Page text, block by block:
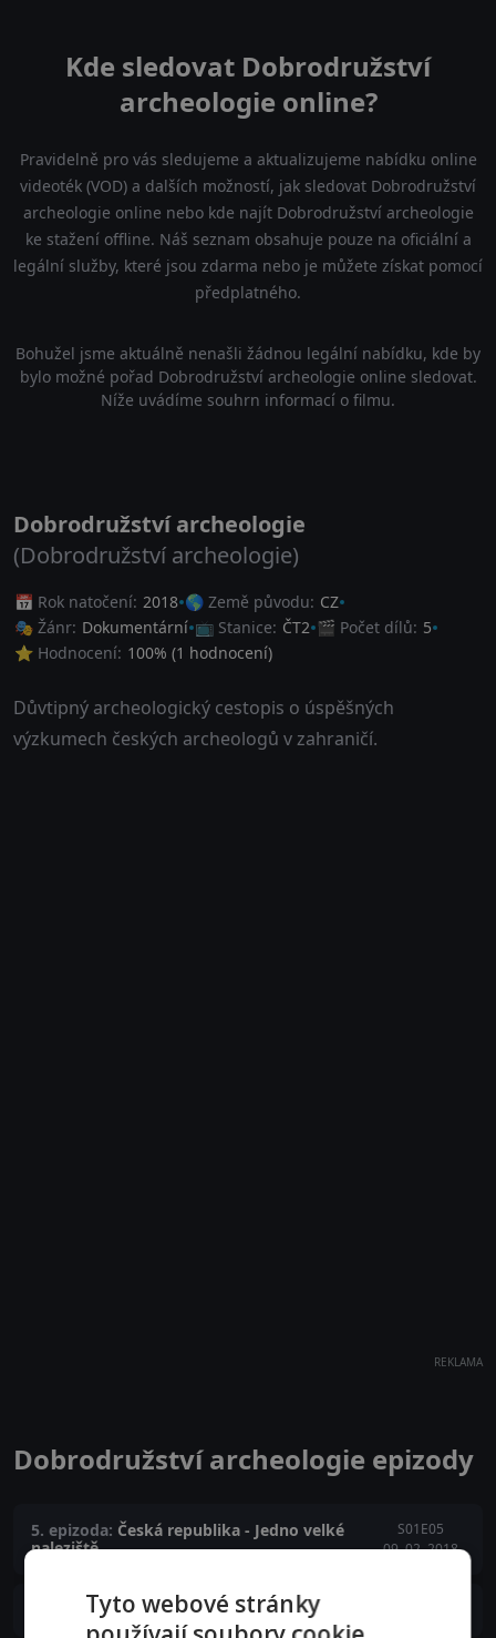
Kde sledovat Dobrodružství
archeologie online?
Pravidelně pro vás sledujeme a aktualizujeme nabídku online
videoték (VOD) a dalších možností, jak sledovat Dobrodružství
archeologie online nebo kde najít Dobrodružství archeologie
ke stažení offline. Náš seznam obsahuje pouze na oficiální a
legální služby, které jsou zdarma nebo je můžete získat pomocí
předplatného.
Bohužel jsme aktuálně nenašli žádnou legální nabídku, kde by
bylo možné pořad Dobrodružství archeologie online sledovat.
Níže uvádíme souhrn informací o filmu.
Dobrodružství archeologie
(Dobrodružství archeologie)
📅 Rok natočení: 2018 🌎 Země původu: CZ
🎭 Žánr: Dokumentární 📺 Stanice: ČT2 🎬 Počet dílů: 5
⭐ Hodnocení: 100% (1 hodnocení)
Důvtipný archeologický cestopis o úspěšných
výzkumech českých archeologů v zahraničí.
REKLAMA
Dobrodružství archeologie epizody
5. epizoda: Česká republika - Jedno velké
naleziště
S01E05
09. 02. 2018
4. epizoda:Súdán - Skrytá krása
Tyto webové stránky